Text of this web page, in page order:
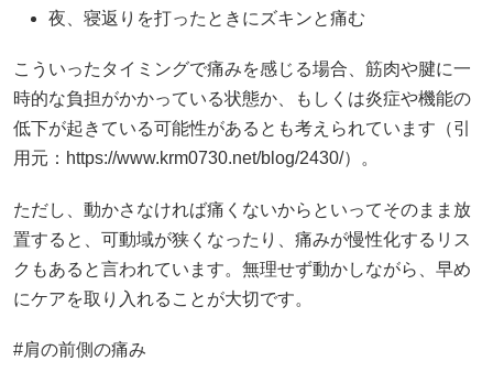
夜、寝返りを打ったときにズキンと痛む
こういったタイミングで痛みを感じる場合、筋肉や腱に一
時的な負担がかかっている状態か、もしくは炎症や機能の
低下が起きている可能性があるとも考えられています（引
用元：https://www.krm0730.net/blog/2430/）。
ただし、動かさなければ痛くないからといってそのまま放
置すると、可動域が狭くなったり、痛みが慢性化するリス
クもあると言われています。無理せず動かしながら、早め
にケアを取り入れることが大切です。
#肩の前側の痛み